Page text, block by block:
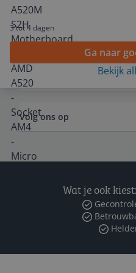
3 tot 4 dagen
Ga naar
Bekijk
Algemeen
Volg ons op
Wat je ook